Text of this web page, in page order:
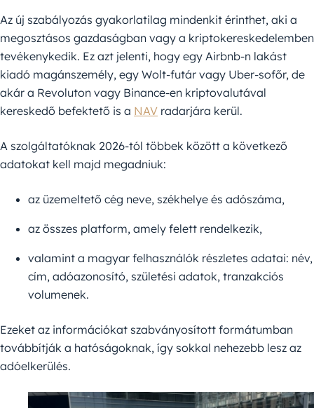
Az új szabályozás gyakorlatilag mindenkit érinthet, aki a
megosztásos gazdaságban vagy a kriptokereskedelemben
tevékenykedik. Ez azt jelenti, hogy egy Airbnb-n lakást
kiadó magánszemély, egy Wolt-futár vagy Uber-sofőr, de
akár a Revoluton vagy Binance-en kriptovalutával
kereskedő befektető is a NAV radarjára kerül.
A szolgáltatóknak 2026-tól többek között a következő
adatokat kell majd megadniuk:
az üzemeltető cég neve, székhelye és adószáma,
az összes platform, amely felett rendelkezik,
valamint a magyar felhasználók részletes adatai: név,
cím, adóazonosító, születési adatok, tranzakciós
volumenek.
Ezeket az információkat szabványosított formátumban
továbbítják a hatóságoknak, így sokkal nehezebb lesz az
adóelkerülés.